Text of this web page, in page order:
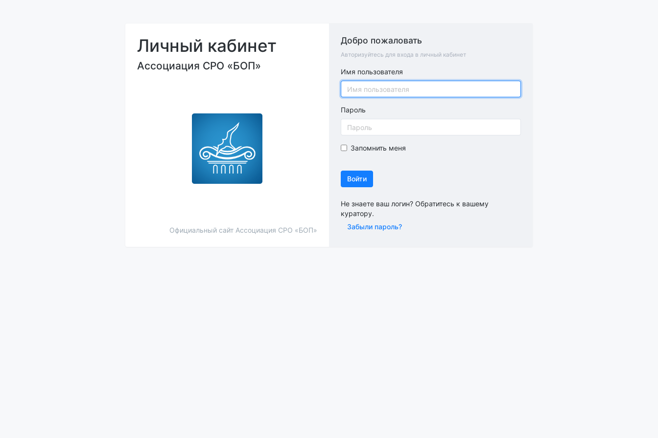
Личный кабинет
Ассоциация СРО «БОП»
Официальный сайт Ассоциация СРО «БОП»
Добро пожаловать
Авторизуйтесь для входа в личный кабинет
Имя пользователя
Пароль
Запомнить меня
Войти
Не знаете ваш логин? Обратитесь к вашему
куратору.
Забыли пароль?